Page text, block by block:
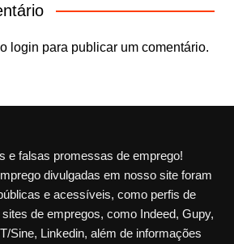
login para publicar um comentário.
e falsas promessas de emprego!
divulgadas em nosso site foram
e acessíveis, como perfis de
de empregos, como Indeed, Gupy,
Sine, Linkedin, além de informações